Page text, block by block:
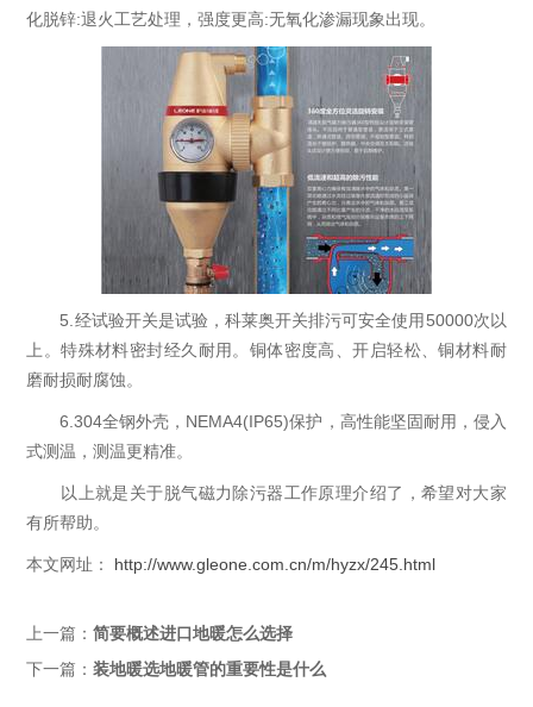
化脱锌:退火工艺处理，强度更高:无氧化渗漏现象出现。
5.经试验开关是试验，科莱奥开关排污可安全使用50000次以
上。特殊材料密封经久耐用。铜体密度高、开启轻松、铜材料耐
磨耐损耐腐蚀。
6.304全钢外壳，NEMA4(IP65)保护，高性能坚固耐用，侵入
式测温，测温更精准。
以上就是关于脱气磁力除污器工作原理介绍了，希望对大家
有所帮助。
本文网址： http://www.gleone.com.cn/m/hyzx/245.html
上一篇：简要概述进口地暖怎么选择
下一篇：装地暖选地暖管的重要性是什么